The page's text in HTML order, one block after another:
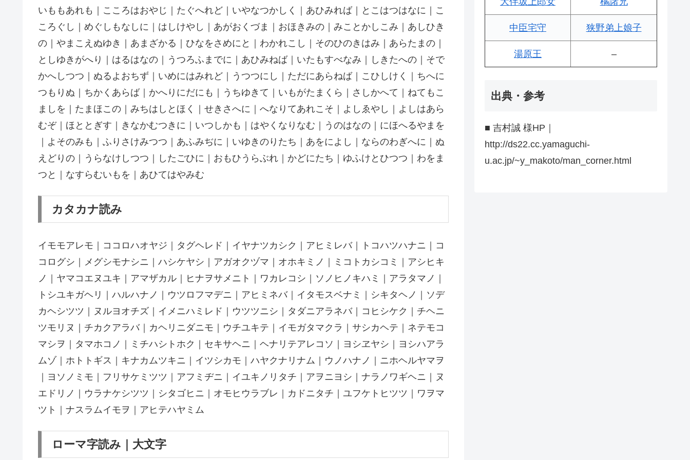
いももあれも｜こころはおやじ｜たぐへれど｜いやなつかしく｜あひみれば｜とこはつはなに｜こ
ころぐし｜めぐしもなしに｜はしけやし｜あがおくづま｜おほきみの｜みことかしこみ｜あしひき
の｜やまこえぬゆき｜あまざかる｜ひなをさめにと｜わかれこし｜そのひのきはみ｜あらたまの｜
としゆきがへり｜はるはなの｜うつろふまでに｜あひみねば｜いたもすべなみ｜しきたへの｜そで
かへしつつ｜ぬるよおちず｜いめにはみれど｜うつつにし｜ただにあらねば｜こひしけく｜ちへに
つもりぬ｜ちかくあらば｜かへりにだにも｜うちゆきて｜いもがたまくら｜さしかへて｜ねてもこ
ましを｜たまほこの｜みちはしとほく｜せきさへに｜へなりてあれこそ｜よしゑやし｜よしはあら
むぞ｜ほととぎす｜きなかむつきに｜いつしかも｜はやくなりなむ｜うのはなの｜にほへるやまを
｜よそのみも｜ふりさけみつつ｜あふみぢに｜いゆきのりたち｜あをによし｜ならのわぎへに｜ぬ
えどりの｜うらなけしつつ｜したごひに｜おもひうらぶれ｜かどにたち｜ゆふけとひつつ｜わをま
つと｜なすらむいもを｜あひてはやみむ
カタカナ読み
イモモアレモ｜ココロハオヤジ｜タグヘレド｜イヤナツカシク｜アヒミレバ｜トコハツハナニ｜コ
コログシ｜メグシモナシニ｜ハシケヤシ｜アガオクヅマ｜オホキミノ｜ミコトカシコミ｜アシヒキ
ノ｜ヤマコエヌユキ｜アマザカル｜ヒナヲサメニト｜ワカレコシ｜ソノヒノキハミ｜アラタマノ｜
トシユキガヘリ｜ハルハナノ｜ウツロフマデニ｜アヒミネバ｜イタモスベナミ｜シキタヘノ｜ソデ
カヘシツツ｜ヌルヨオチズ｜イメニハミレド｜ウツツニシ｜タダニアラネバ｜コヒシケク｜チヘニ
ツモリヌ｜チカクアラバ｜カヘリニダニモ｜ウチユキテ｜イモガタマクラ｜サシカヘテ｜ネテモコ
マシヲ｜タマホコノ｜ミチハシトホク｜セキサヘニ｜ヘナリテアレコソ｜ヨシヱヤシ｜ヨシハアラ
ムゾ｜ホトトギス｜キナカムツキニ｜イツシカモ｜ハヤクナリナム｜ウノハナノ｜ニホヘルヤマヲ
｜ヨソノミモ｜フリサケミツツ｜アフミヂニ｜イユキノリタチ｜アヲニヨシ｜ナラノワギヘニ｜ヌ
エドリノ｜ウラナケシツツ｜シタゴヒニ｜オモヒウラブレ｜カドニタチ｜ユフケトヒツツ｜ワヲマ
ツト｜ナスラムイモヲ｜アヒテハヤミム
ローマ字読み｜大文字
中臣宅守 狭野弟上娘子
湯原王 –
出典・参考
■ 吉村誠 様HP｜
http://ds22.cc.yamaguchi-
u.ac.jp/~y_makoto/man_corner.html